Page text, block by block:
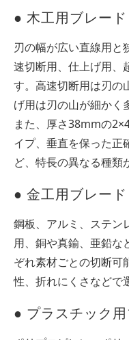
● 木工用ブレード
刃の幅が広い直線用と
速切断用、仕上げ用、
す。高速切断用は刃の
げ用は刃の山が細かく
また、厚さ38mmの
イプ、垂直を保った正
ど、特長の異なる種類
● 金工用ブレード
鋼板、アルミ、ステン
用、銅や真鍮、亜鉛な
ぞれ素材ごとの切断可
性、折れにくさなどで
● プラスチック